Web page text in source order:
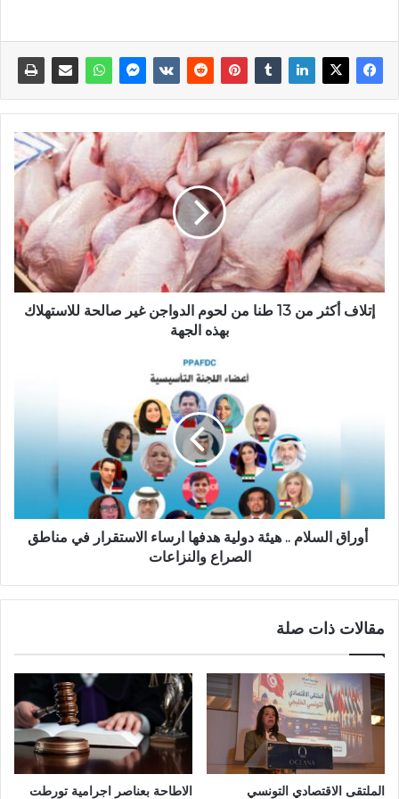
إتلاف أكثر من 13 طنا من لحوم الدواجن غير صالحة للاستهلاك
بهذه الجهة
أوراق السلام .. هيئة دولية هدفها ارساء الاستقرار في مناطق
الصراع والنزاعات
مقالات ذات صلة
الملتقى الاقتصادي التونسي الاطاحة بعناصر اجرامية تورطت